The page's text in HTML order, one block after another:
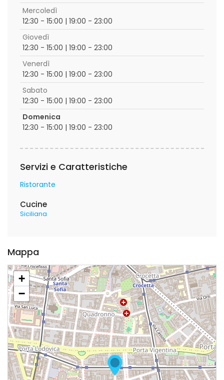
Mercoledì
12:30 - 15:00 | 19:00 - 23:00
Giovedì
12:30 - 15:00 | 19:00 - 23:00
Venerdì
12:30 - 15:00 | 19:00 - 23:00
Sabato
12:30 - 15:00 | 19:00 - 23:00
Domenica
12:30 - 15:00 | 19:00 - 23:00
Servizi e Caratteristiche
Ristorante
Cucine
Siciliana
Mappa
+
−